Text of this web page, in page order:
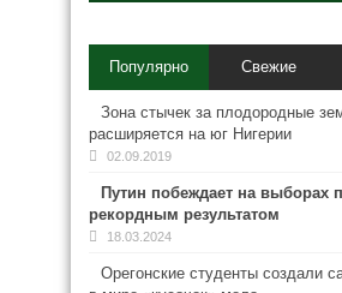
Популярно Свежие
Зона стычек за плодородные
расширяется на юг Нигерии
02.09.2019
Путин побеждает на выборах
рекордным результатом
18.03.2024
Орегонские студенты создали